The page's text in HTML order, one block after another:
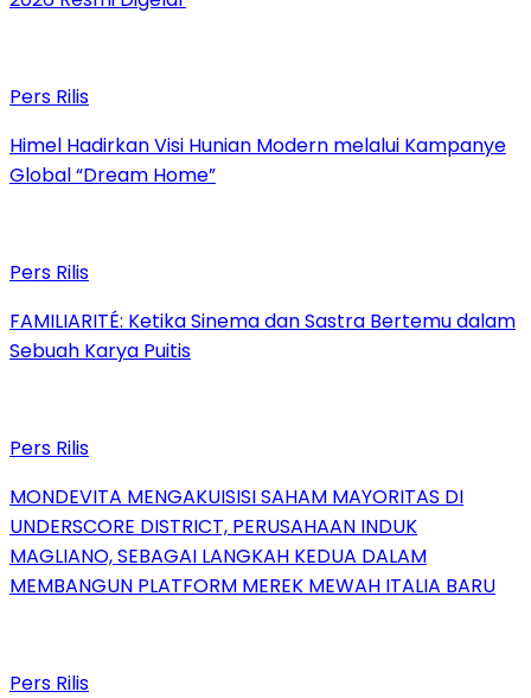
Pers Rilis
Himel Hadirkan Visi Hunian Modern melalui Kampanye
Global “Dream Home”
Pers Rilis
FAMILIARITÉ: Ketika Sinema dan Sastra Bertemu dalam
Sebuah Karya Puitis
Pers Rilis
MONDEVITA MENGAKUISISI SAHAM MAYORITAS DI
UNDERSCORE DISTRICT, PERUSAHAAN INDUK
MAGLIANO, SEBAGAI LANGKAH KEDUA DALAM
MEMBANGUN PLATFORM MEREK MEWAH ITALIA BARU
Pers Rilis